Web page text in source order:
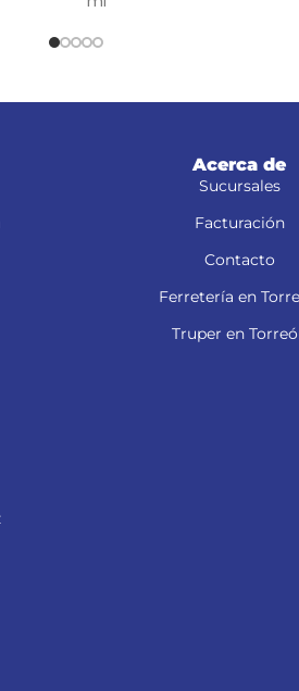
Acerca de
Sucursales
Facturación
Contacto
Ferretería en
Truper en